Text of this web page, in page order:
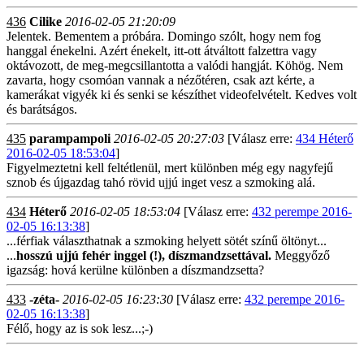
436 Cilike 2016-02-05 21:20:09
Jelentek. Bementem a próbára. Domingo szólt, hogy nem fog
hanggal énekelni. Azért énekelt, itt-ott átváltott falzettra vagy
oktávozott, de meg-megcsillantotta a valódi hangját. Köhög. Nem
zavarta, hogy csomóan vannak a nézőtéren, csak azt kérte, a
kamerákat vigyék ki és senki se készíthet videofelvételt. Kedves volt
és barátságos.
435 parampampoli 2016-02-05 20:27:03 [Válasz erre: 434 Héterő
2016-02-05 18:53:04]
Figyelmeztetni kell feltétlenül, mert különben még egy nagyfejű
sznob és újgazdag tahó rövid ujjú inget vesz a szmoking alá.
434 Héterő 2016-02-05 18:53:04 [Válasz erre: 432 perempe 2016-
02-05 16:13:38]
...férfiak választhatnak a szmoking helyett sötét színű öltönyt...
...hosszú ujjú fehér inggel (!), díszmandzsettával. Meggyőző
igazság: hová kerülne különben a díszmandzsetta?
433 -zéta- 2016-02-05 16:23:30 [Válasz erre: 432 perempe 2016-
02-05 16:13:38]
Félő, hogy az is sok lesz...;-)